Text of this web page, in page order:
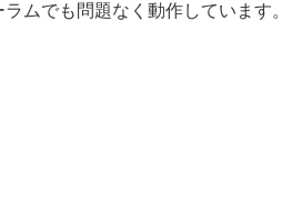
ムでも問題なく動作しています。